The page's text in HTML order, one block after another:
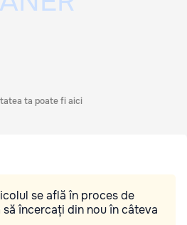
ta poate fi aici
se află în proces de
încercați din nou în câteva